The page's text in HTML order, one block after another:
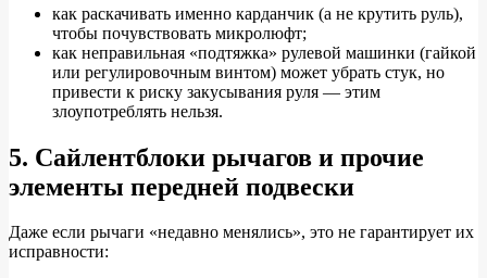
как раскачивать именно карданчик (а не крутить руль),
чтобы почувствовать микролюфт;
как неправильная «подтяжка» рулевой машинки (гайкой
или регулировочным винтом) может убрать стук, но
привести к риску закусывания руля — этим
злоупотреблять нельзя.
5. Сайлентблоки рычагов и прочие
элементы передней подвески
Даже если рычаги «недавно менялись», это не гарантирует их
исправности: